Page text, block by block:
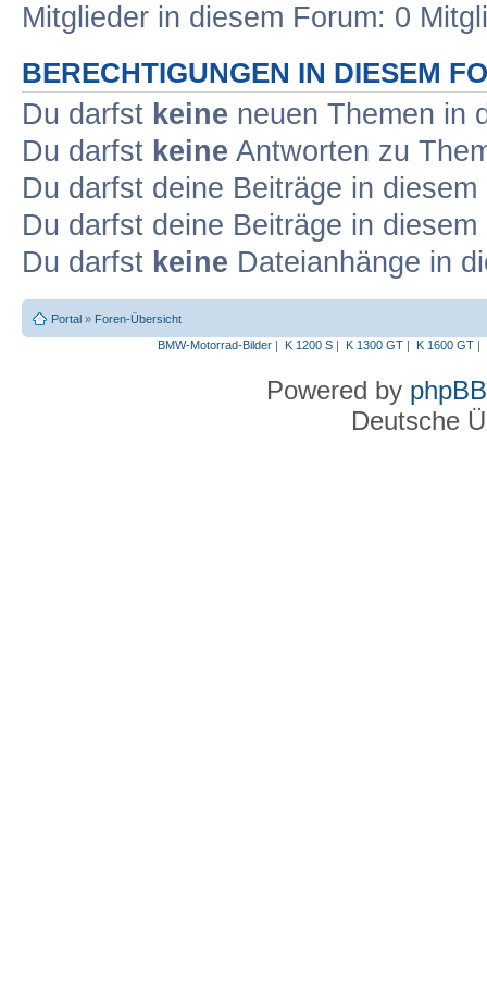
Mitglieder in diesem Forum: 0
BERECHTIGUNGEN IN DIESEM
Du darfst keine neuen Themen in
Du darfst keine Antworten zu
Du darfst deine Beiträge in
Du darfst deine Beiträge in
Du darfst keine Dateianhänge in
Portal » Foren-Übersicht
BMW-Motorrad-Bilder| K 1200 S| K 1300 GT| K 1600 GT|
Powered by phpBB
Deutsche